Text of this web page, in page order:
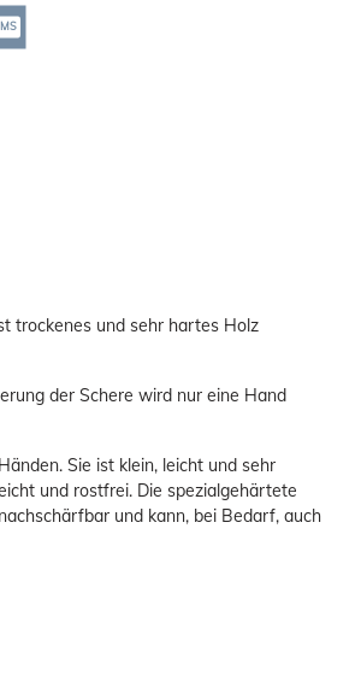
trockenes und sehr hartes Holz
der Schere wird nur eine Hand
Sie ist klein, leicht und sehr
und rostfrei. Die spezialgehärtete
und kann, bei Bedarf, auch